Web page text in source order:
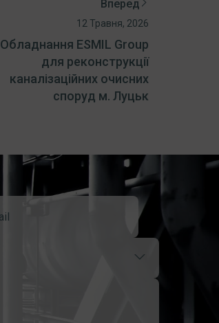
Вперед
12 Травня, 2026
Обладнання ESMIL Group
для реконструкції
каналізаційних очисних
споруд м. Луцьк